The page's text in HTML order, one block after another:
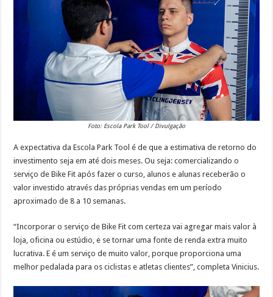
Foto: Escola Park Tool / Divulgação
A expectativa da Escola Park Tool é de que a estimativa de retorno do
investimento seja em até dois meses. Ou seja: comercializando o
serviço de Bike Fit após fazer o curso, alunos e alunas receberão o
valor investido através das próprias vendas em um período
aproximado de 8 a 10 semanas.
“Incorporar o serviço de Bike Fit com certeza vai agregar mais valor à
loja, oficina ou estúdio, e se tornar uma fonte de renda extra muito
lucrativa. E é um serviço de muito valor, porque proporciona uma
melhor pedalada para os ciclistas e atletas clientes”, completa Vinicius.